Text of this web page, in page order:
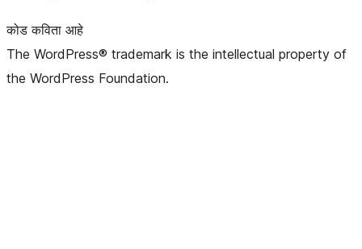
कोड कविता आहे
The WordPress® trademark is the intellectual property of
the WordPress Foundation.